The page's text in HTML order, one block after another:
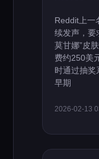
Reddit上一
续发声，要
莫甘娜”皮
费约250美
时通过抽奖
早期
2026-02-13